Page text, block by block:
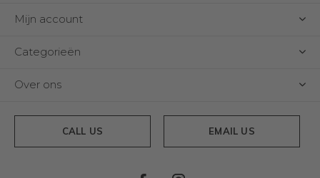
Mijn account
Categorieën
Over ons
CALL US EMAIL US